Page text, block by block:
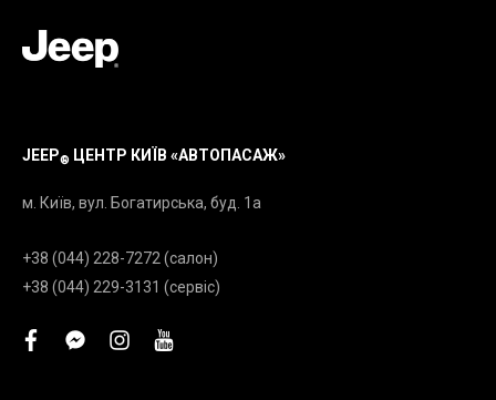
JEEP® ЦЕНТР КИЇВ «АВТОПАСАЖ»
м. Київ, вул. Богатирська, буд. 1а
+38 (044) 228-7272 (салон)
+38 (044) 229-3131 (сервіс)
facebookfacebook-
instagram
youtube